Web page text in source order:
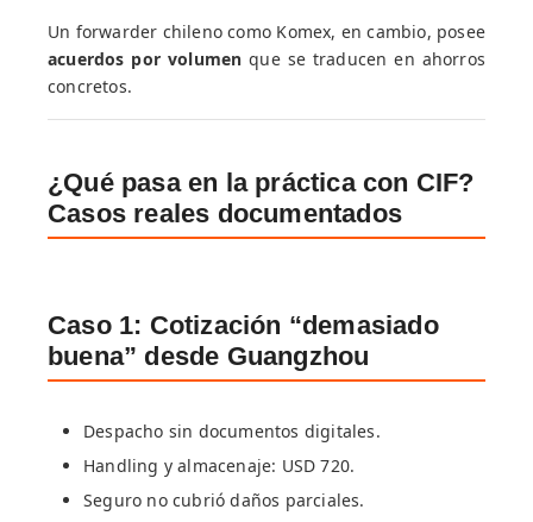
Un forwarder chileno como Komex, en cambio, posee
acuerdos por volumen que se traducen en ahorros
concretos.
¿Qué pasa en la práctica con CIF?
Casos reales documentados
Caso 1: Cotización “demasiado
buena” desde Guangzhou
Despacho sin documentos digitales.
Handling y almacenaje: USD 720.
Seguro no cubrió daños parciales.